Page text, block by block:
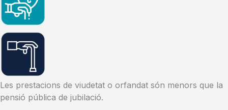
Les prestacions de viudetat o orfandat són menors que la
pensió pública de jubilació.